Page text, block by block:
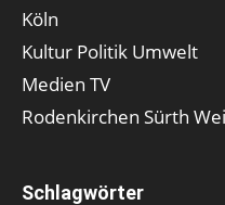
Köln
Kultur Politik Umwelt
Medien TV
Rodenkirchen Sürth
Schlagwörter